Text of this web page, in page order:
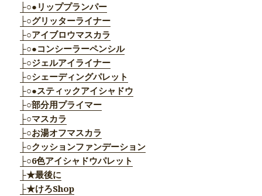
├○●リッププランパー
├○グリッターライナー
├○アイブロウマスカラ
├○●コンシーラーペンシル
├○ジェルアイライナー
├○シェーディングパレット
├○●スティックアイシャドウ
├○部分用プライマー
├○マスカラ
├○お湯オフマスカラ
├○クッションファンデーション
├○6色アイシャドウパレット
├★最後に
├★けろShop